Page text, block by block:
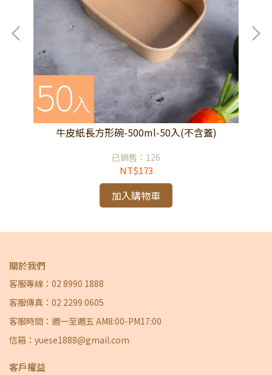
牛皮紙長方形碗-500ml-50入(不含蓋)
已銷售：126
NT$173
加入購物車
關於我們
客服專線：02 8990 1888
客服傳真：02 2299 0605
客服時間：週一至週五 AM8:00-PM17:00
信箱：yuese1888@gmail.com
客戶權益